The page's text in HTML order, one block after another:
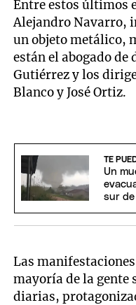
Entre estos últimos
Alejandro Navarro,
un objeto metálico,
están el abogado de
Gutiérrez y los
Blanco y José Ortiz.
TE
Un
sur de
Las
mayoría de la gente
diarias,